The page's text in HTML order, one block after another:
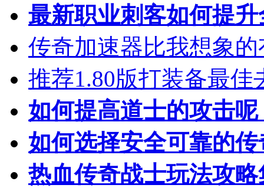
最新职业刺客如何提
传奇加速器比我想象的
推荐1.80版打装备最佳
如何提高道士的攻击呢
如何选择安全可靠的
热血传奇战士玩法攻略